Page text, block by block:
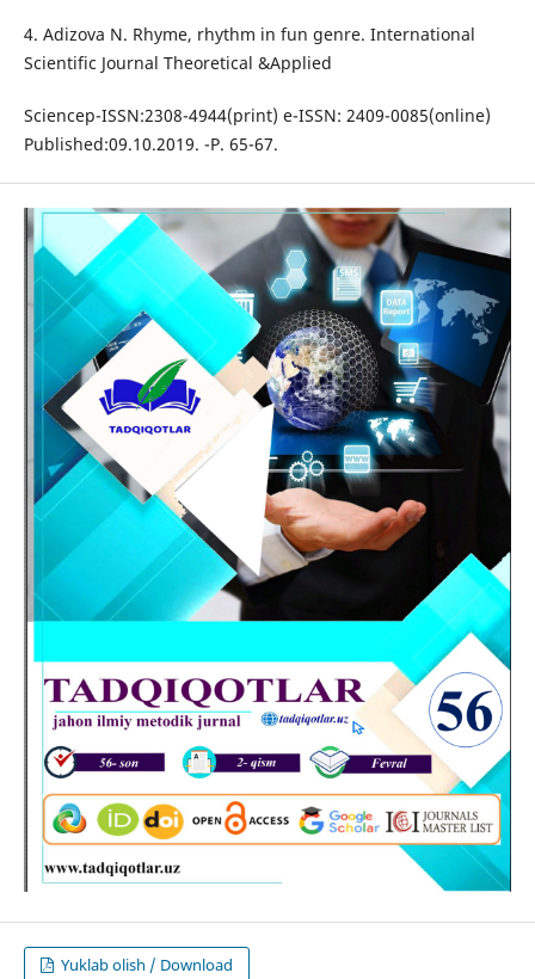
4. Adizova N. Rhyme, rhythm in fun genre. International
Scientific Journal Theoretical &Applied
Sciencep-ISSN:2308-4944(print) e-ISSN: 2409-0085(online)
Published:09.10.2019. -P. 65-67.
Yuklab olish / Download